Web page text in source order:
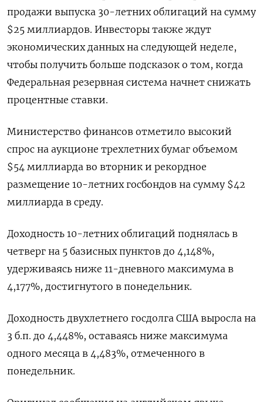
продажи выпуска 30-летних облигаций на сумму
$25 миллиардов. Инвесторы также ждут
экономических данных на следующей неделе,
чтобы получить больше подсказок о том, когда
Федеральная резервная система начнет снижать
процентные ставки.
Министерство финансов отметило высокий
спрос на аукционе трехлетних бумаг объемом
$54 миллиарда во вторник и рекордное
размещение 10-летних госбондов на сумму $42
миллиарда в среду.
Доходность 10-летних облигаций поднялась в
четверг на 5 базисных пунктов до 4,148%,
удерживаясь ниже 11-дневного максимума в
4,177%, достигнутого в понедельник.
Доходность двухлетнего госдолга США выросла на
3 б.п. до 4,448%, оставаясь ниже максимума
одного месяца в 4,483%, отмеченного в
понедельник.